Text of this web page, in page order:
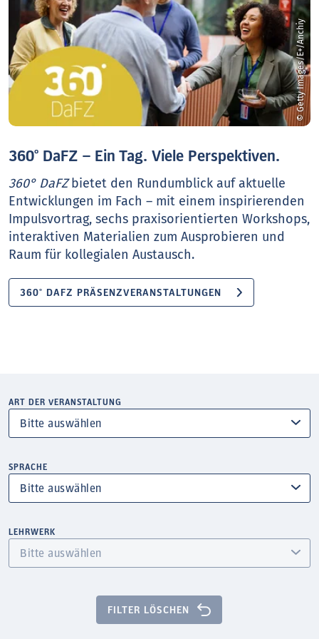
© Getty Images/E+/Anchiy
360° DaFZ – Ein Tag. Viele Perspektiven.
360° DaFZbietet den Rundumblick auf aktuelle
Entwicklungen im Fach – mit einem inspirierenden
Impulsvortrag, sechs praxisorientierten Workshops,
interaktiven Materialien zum Ausprobieren und
Raum für kollegialen Austausch.
360° DAFZ PRÄSENZVERANSTALTUNGEN
ART DER VERANSTALTUNG
SPRACHE
LEHRWERK
FILTER LÖSCHEN